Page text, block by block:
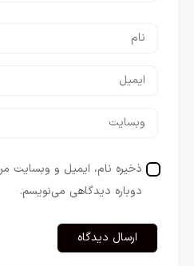
ذخیره نام، ایمیل و وبسایت
دوباره دیدگاهی می‌نویسم.